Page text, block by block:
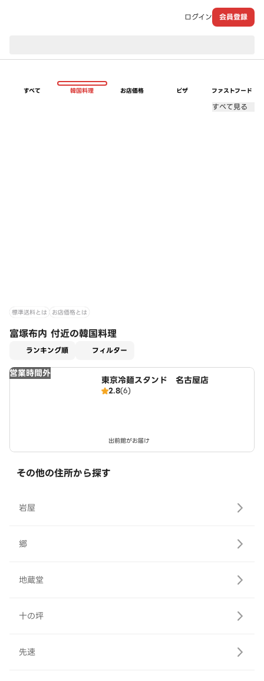
ログイン 会員登録
すべて 韓国料理 お店価格 ピザ ファストフード
すべて見る
標準送料とは お店価格とは
富塚布内 付近の韓国料理
ランキング順 フィルター
営業時間外
東京冷麺スタンド 名古屋店
2.8(6)
出前館がお届け
その他の住所から探す
岩屋
郷
地蔵堂
十の坪
先速